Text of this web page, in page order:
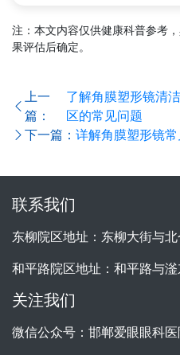
注：本文内容仅供健康科普参考
果评估后确定。
上一
篇：
了解角膜塑形镜清
区的常见问题
下一篇： 详解角膜塑形镜
联系我们
东柳院区地址：东柳大街与
和平路院区地址：和平路与
关注我们
微信公众号：邯郸爱眼眼科医